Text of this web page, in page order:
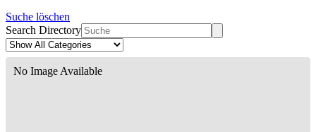
Suche löschen
Search Directory
No Image Available